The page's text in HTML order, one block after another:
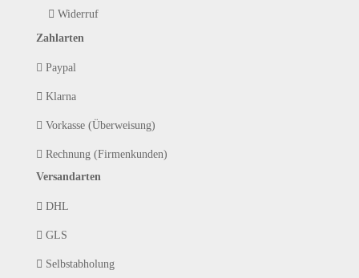
Widerruf
Zahlarten
Paypal
Klarna
Vorkasse (Überweisung)
Rechnung (Firmenkunden)
Versandarten
DHL
GLS
Selbstabholung